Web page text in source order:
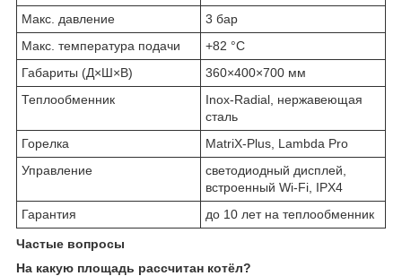
Макс. давление
3 бар
Макс. температура подачи
+82 °C
Габариты (Д×Ш×В)
360×400×700 мм
Теплообменник
Inox-Radial, нержавеющая
сталь
Горелка
MatriX-Plus, Lambda Pro
Управление
светодиодный дисплей,
встроенный Wi-Fi, IPX4
Гарантия
до 10 лет на теплообменник
Частые вопросы
На какую площадь рассчитан котёл?